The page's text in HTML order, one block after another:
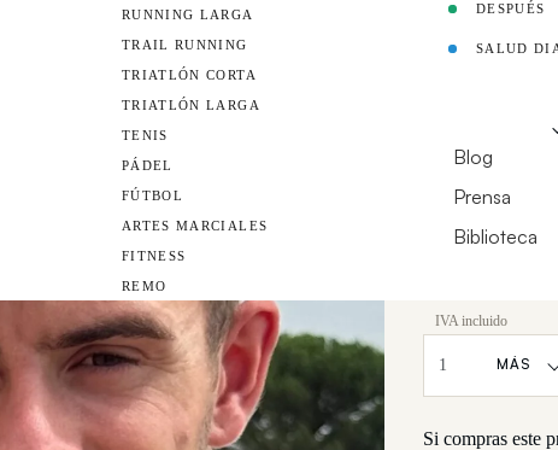
RUNNING LARGA
TRAIL RUNNING
TRIATLÓN CORTA
TRIATLÓN LARGA
TENIS
PÁDEL
FÚTBOL
ARTES MARCIALES
FITNESS
REMO
DESPUÉS
SALUD
Blog
Prensa
Biblioteca
MÁS
Cúrcuma (95%
menos
Apto para
Si compras este